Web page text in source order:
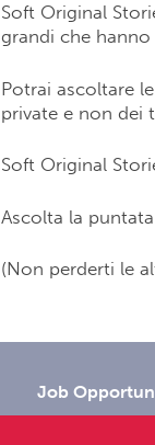
Soft Original
grandi che
Potrai ascoltare
private e non dei
Soft Original
Ascolta la
(Non perderti le
Job